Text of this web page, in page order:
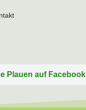
Plauen auf Facebook